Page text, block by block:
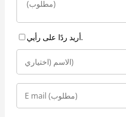
أريد ردًا على رأيي.